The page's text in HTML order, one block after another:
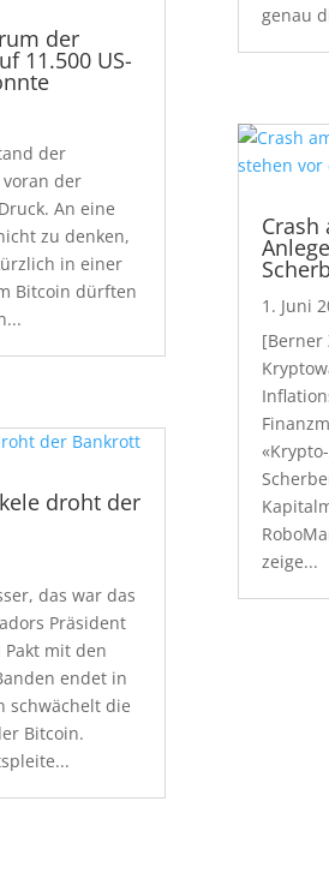
der
11.500 US-
der
der
An eine
zu denken,
in einer
Bitcoin dürften
droht der
das war das
Präsident
Pakt mit den
endet in
schwächelt die
Bitcoin.
genau
Crash
1. Juni
[Berner
zeige...